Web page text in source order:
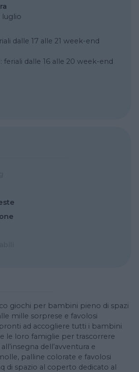
luglio
dalle 17 alle 21 week-end
feriali dalle 16 alle 20 week-end
giochi per bambini pieno di spazi
mille sorprese e favolosi
ad accogliere tutti i bambini
e le loro famiglie per trascorrere
dell’avventura e
palline colorate e favolosi
di spazio al coperto dedicato al